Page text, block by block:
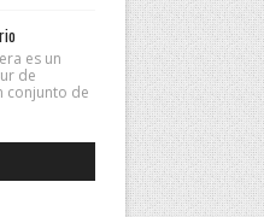
es un
de
conjunto de